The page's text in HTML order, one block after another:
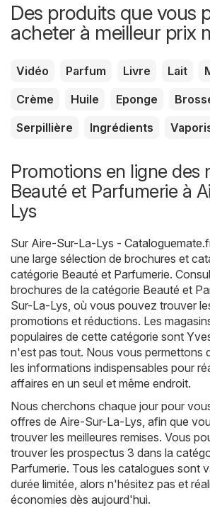
Des produits que vous
acheter à meilleur prix
Vidéo Parfum Livre Lait
Crème
Huile Eponge
Serpillière
Ingrédients
Promotions en ligne des
Beauté et Parfumerie à
Lys
Sur Aire-Sur-La-Lys -
une large sélection de brochures et
catégorie Beauté et Parfumerie.
brochures de la catégorie Beauté et
Sur-La-Lys, où vous pouvez trouver
promotions et réductions. Les
populaires de cette catégorie sont
n'est pas tout. Nous vous permettons
les informations indispensables pour
affaires en un seul et même endroit.
Nous cherchons chaque jour pour
offres de Aire-Sur-La-Lys, afin que
trouver les meilleures remises. Vous
trouver les prospectus 3 dans la
Parfumerie. Tous les catalogues sont
durée limitée, alors n'hésitez pas et
économies dès aujourd'hui.